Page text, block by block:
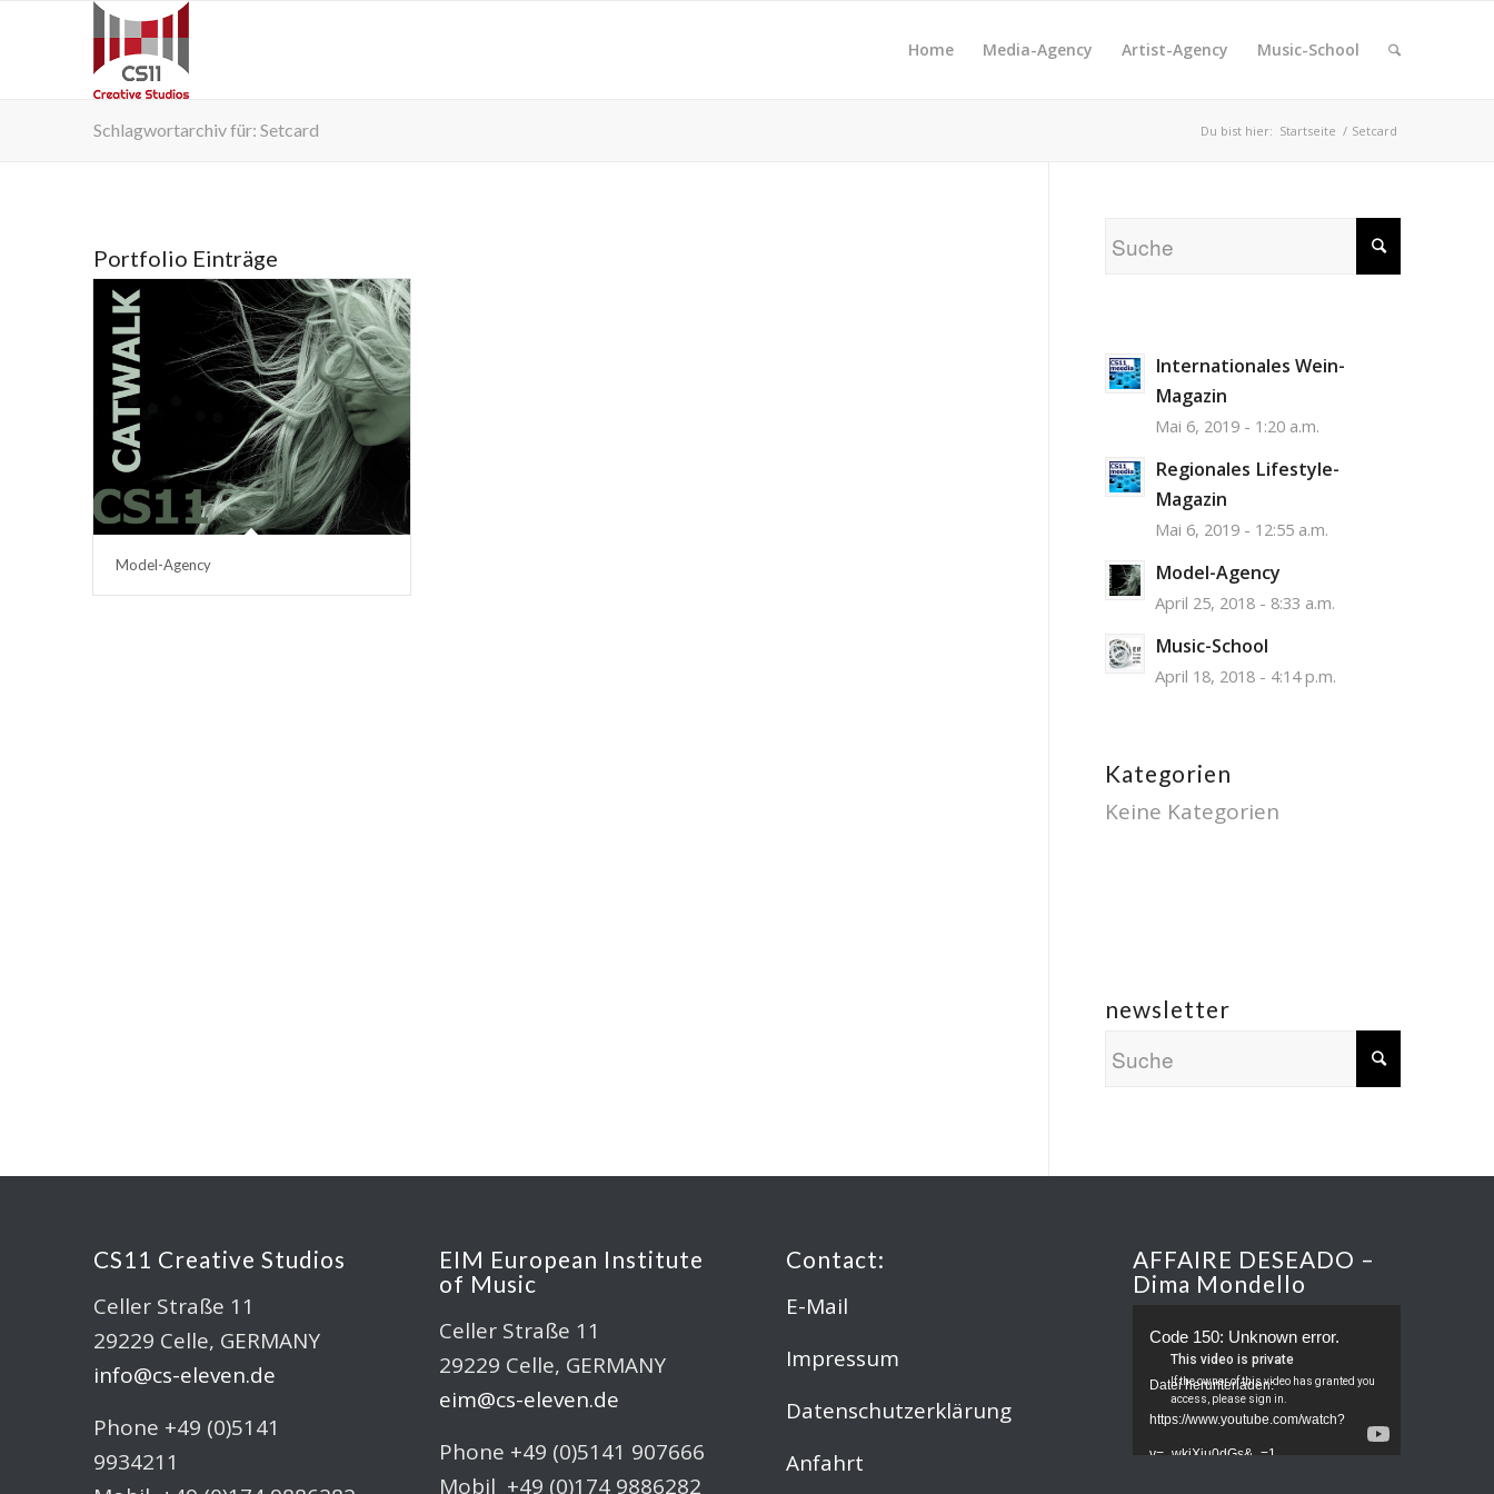
Home Media-Agency Artist-Agency Music-School
Schlagwortarchiv für: Setcard Du bist hier: Startseite / Setcard
Portfolio Einträge
Model-Agency
Internationales Wein-
Magazin
Mai 6, 2019 - 1:20 a.m.
Regionales Lifestyle-
Magazin
Mai 6, 2019 - 12:55 a.m.
Model-Agency
April 25, 2018 - 8:33 a.m.
Music-School
April 18, 2018 - 4:14 p.m.
Kategorien
Keine Kategorien
newsletter
CS11 Creative Studios
Celler Straße 11
29229 Celle, GERMANY
info@cs-eleven.de
Phone +49 (0)5141
9934211
EIM European Institute
of Music
Celler Straße 11
29229 Celle, GERMANY
eim@cs-eleven.de
Phone +49 (0)5141 907666
Mobil +49 (0)174 9886282
Contact:
E-Mail
Impressum
Datenschutzerklärung
Anfahrt
AFFAIRE DESEADO –
Dima Mondello
Code 150: Unknown error.
Datei herunterladen:
https://www.youtube.com/watch?
v=_wkjXju0dGs&_=1